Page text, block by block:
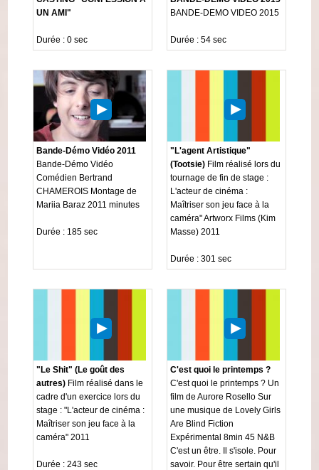
UN AMI"
Durée : 0 sec
BANDE-DEMO VIDEO 2015
Durée : 54 sec
Bande-Démo Vidéo 2011
Bande-Démo Vidéo
Comédien Bertrand
CHAMEROIS Montage de
Mariia Baraz 2011 minutes
Durée : 185 sec
"L'agent Artistique"
(Tootsie) Film réalisé lors du
tournage de fin de stage :
L'acteur de cinéma :
Maîtriser son jeu face à la
caméra" Artworx Films (Kim
Masse) 2011
Durée : 301 sec
"Le Shit" (Le goût des
autres) Film réalisé dans le
cadre d'un exercice lors du
stage : "L'acteur de cinéma :
Maîtriser son jeu face à la
caméra" 2011
Durée : 243 sec
C'est quoi le printemps ?
C'est quoi le printemps ? Un
film de Aurore Rosello Sur
une musique de Lovely Girls
Are Blind Fiction
Expérimental 8min 45 N&B
C'est un être. Il s'isole. Pour
savoir. Pour être sertain qu'il